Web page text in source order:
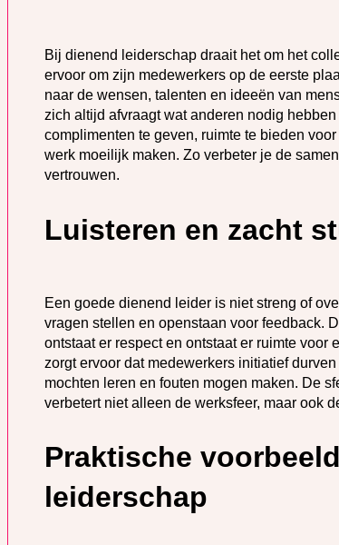
Bij dienend leiderschap draait het om het
ervoor om zijn medewerkers op de eerste
naar de wensen, talenten en ideeën van
zich altijd afvraagt wat anderen nodig
complimenten te geven, ruimte te bieden
werk moeilijk maken. Zo verbeter je de
vertrouwen.
Luisteren en zacht
Een goede dienend leider is niet streng of
vragen stellen en openstaan voor feedback.
ontstaat er respect en ontstaat er ruimte
zorgt ervoor dat medewerkers initiatief
mochten leren en fouten mogen maken. De
verbetert niet alleen de werksfeer, maar ook
Praktische
leiderschap